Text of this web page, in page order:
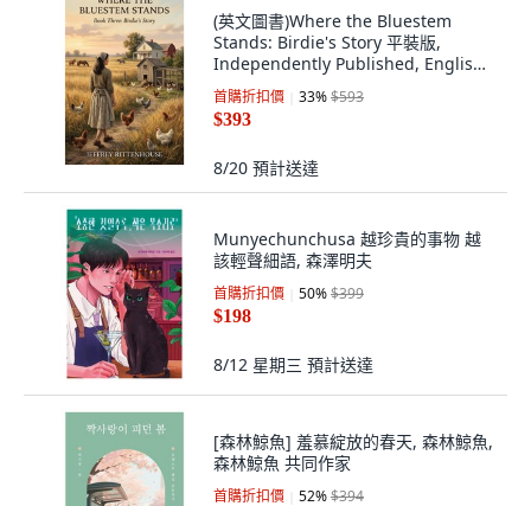
(英文圖書)Where the Bluestem
Stands: Birdie's Story 平裝版,
Independently Published, English,
Paperback
首購折扣價 33%$593
$393
8/20 預計送達
Munyechunchusa 越珍貴的事物 越
該輕聲細語, 森澤明夫
首購折扣價 50%$399
$198
8/12 星期三 預計送達
[森林鯨魚] 羞慕綻放的春天, 森林鯨魚,
森林鯨魚 共同作家
首購折扣價 52%$394